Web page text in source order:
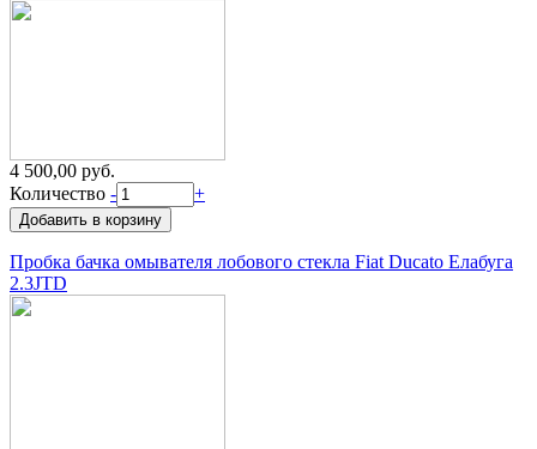
4 500,00 руб.
Количество - +
Пробка бачка омывателя лобового стекла Fiat Ducato Елабуга
2.3JTD